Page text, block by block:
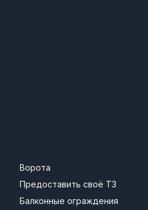
Ворота
Предоставить своё ТЗ
Балконные ограждения